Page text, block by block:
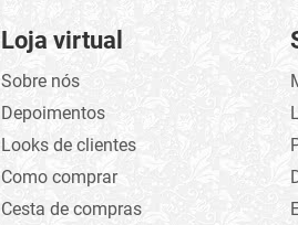
Loja virtual
Sobre nós
Depoimentos
Looks de clientes
Como comprar
Cesta de compras